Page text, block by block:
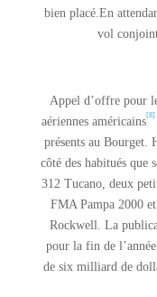
bien placé.En
vol
Appel d’offre pour
aériennes américains[8]
présents au Bourget.
côté des habitués
312 Tucano, deux
FMA Pampa 2000
Rockwell. La
pour la fin de
de six milliard de